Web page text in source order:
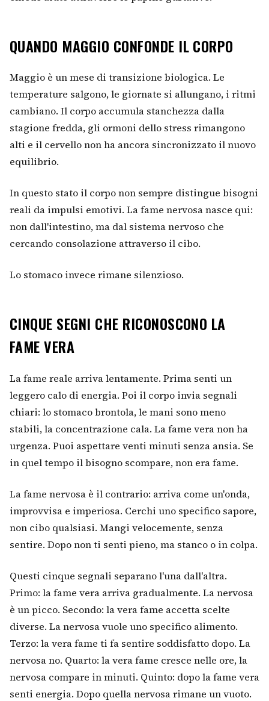
QUANDO MAGGIO CONFONDE IL CORPO
Maggio è un mese di transizione biologica. Le
temperature salgono, le giornate si allungano, i ritmi
cambiano. Il corpo accumula stanchezza dalla
stagione fredda, gli ormoni dello stress rimangono
alti e il cervello non ha ancora sincronizzato il nuovo
equilibrio.
In questo stato il corpo non sempre distingue bisogni
reali da impulsi emotivi. La fame nervosa nasce qui:
non dall'intestino, ma dal sistema nervoso che
cercando consolazione attraverso il cibo.
Lo stomaco invece rimane silenzioso.
CINQUE SEGNI CHE RICONOSCONO LA
FAME VERA
La fame reale arriva lentamente. Prima senti un
leggero calo di energia. Poi il corpo invia segnali
chiari: lo stomaco brontola, le mani sono meno
stabili, la concentrazione cala. La fame vera non ha
urgenza. Puoi aspettare venti minuti senza ansia. Se
in quel tempo il bisogno scompare, non era fame.
La fame nervosa è il contrario: arriva come un'onda,
improvvisa e imperiosa. Cerchi uno specifico sapore,
non cibo qualsiasi. Mangi velocemente, senza
sentire. Dopo non ti senti pieno, ma stanco o in colpa.
Questi cinque segnali separano l'una dall'altra.
Primo: la fame vera arriva gradualmente. La nervosa
è un picco. Secondo: la vera fame accetta scelte
diverse. La nervosa vuole uno specifico alimento.
Terzo: la vera fame ti fa sentire soddisfatto dopo. La
nervosa no. Quarto: la vera fame cresce nelle ore, la
nervosa compare in minuti. Quinto: dopo la fame vera
senti energia. Dopo quella nervosa rimane un vuoto.